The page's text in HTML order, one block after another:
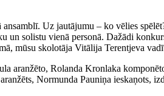
Uz jautājumu – ko vēlies
un solistu vienā personā. Dažādi
mūsu skolotāja Vitālija Terentjeva
aranžēto, Rolanda Kronlaka
Normunda Pauniņa ieskaņots,